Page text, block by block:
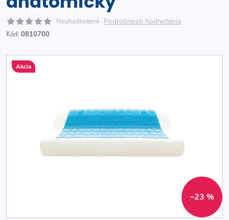
Neohodnotené Podrobnosti hodnotenia
Kód: 0810700
Akcia
–23 %